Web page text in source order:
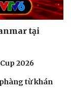
tại
2026
từ khán